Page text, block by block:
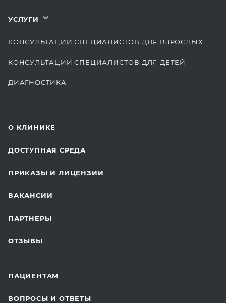
УСЛУГИ ›
КОНСУЛЬТАЦИИ СПЕЦИАЛИСТОВ ДЛЯ ВЗРОСЛЫХ
КОНСУЛЬТАЦИИ СПЕЦИАЛИСТОВ ДЛЯ ДЕТЕЙ
ДИАГНОСТИКА
ЛАБОРАТОРНЫЕ ИССЛЕДОВАНИЯ
О КЛИНИКЕ
ДОСТУПНАЯ СРЕДА
ПРИКАЗЫ И ЛИЦЕНЗИИ
ВАКАНСИИ
ПАРТНЕРЫ
ОТЗЫВЫ
ПАЦИЕНТАМ
ВОПРОСЫ И ОТВЕТЫ